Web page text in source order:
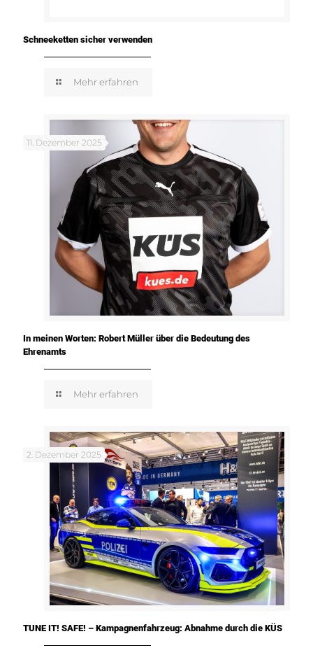
Schneeketten sicher verwenden
Mehr erfahren
11. Dezember 2025
In meinen Worten: Robert Müller über die Bedeutung des
Ehrenamts
Mehr erfahren
2. Dezember 2025
TUNE IT! SAFE! – Kampagnenfahrzeug: Abnahme durch die KÜS